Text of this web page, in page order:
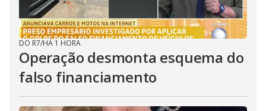
DO R7/HÁ 1 HORA
Operação desmonta esquema do
falso financiamento